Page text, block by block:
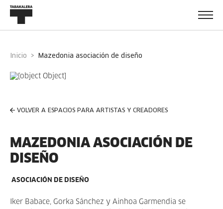
Inicio mazedonia asociación de diseño
VOLVER A ESPACIOS PARA ARTISTAS Y CREADORES
MAZEDONIA ASOCIACIÓN DE
DISEÑO
ASOCIACIÓN DE DISEÑO
Iker Babace, Gorka Sánchez y Ainhoa Garmendia se